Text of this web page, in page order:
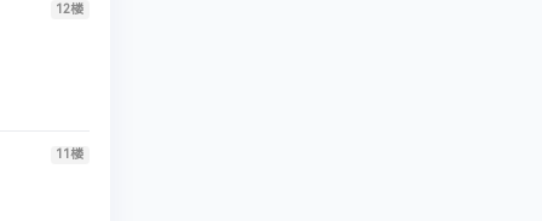
12楼
11楼